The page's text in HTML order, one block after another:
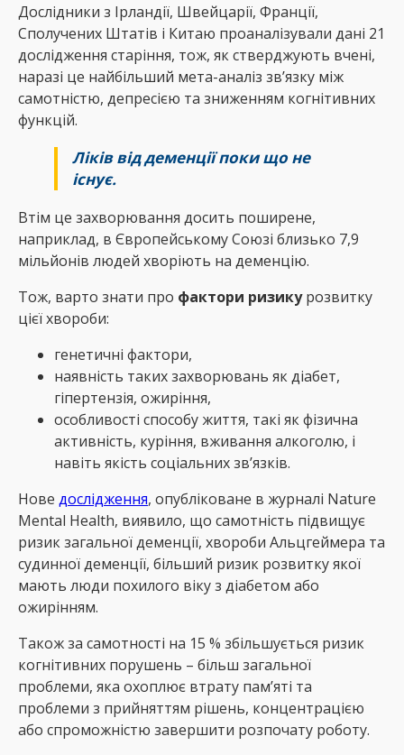
Дослідники з Ірландії, Швейцарії, Франції,
Сполучених Штатів і Китаю проаналізували дані 21
дослідження старіння, тож, як стверджують вчені,
наразі це найбільший мета-аналіз зв’язку між
самотністю, депресією та зниженням когнітивних
функцій.
Ліків від деменції поки що не
існує.
Втім це захворювання досить поширене,
наприклад, в Європейському Союзі близько 7,9
мільйонів людей хворіють на деменцію.
Тож, варто знати про фактори ризикурозвитку
цієї хвороби:
генетичні фактори,
наявність таких захворювань як діабет,
гіпертензія, ожиріння,
особливості способу життя, такі як фізична
активність, куріння, вживання алкоголю, і
навіть якість соціальних зв’язків.
Нове дослідження, опубліковане в журналі Nature
Mental Health, виявило, що самотність підвищує
ризик загальної деменції, хвороби Альцгеймера та
судинної деменції, більший ризик розвитку якої
мають люди похилого віку з діабетом або
ожирінням.
Також за самотності на 15 % збільшується ризик
когнітивних порушень – більш загальної
проблеми, яка охоплює втрату пам’яті та
проблеми з прийняттям рішень, концентрацією
або спроможністю завершити розпочату роботу.